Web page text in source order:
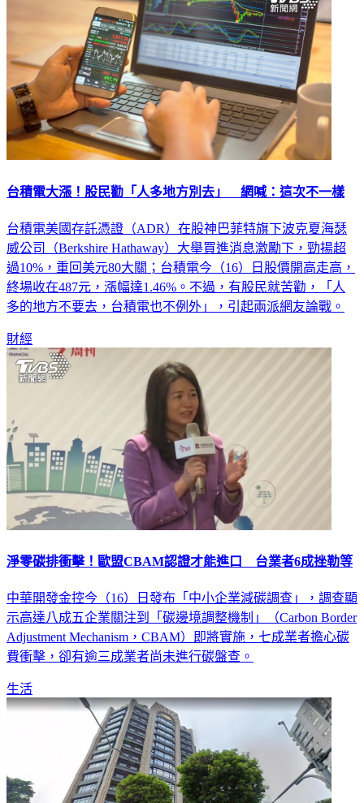
台積電大漲！股民勸「人多地方別去」 網喊：這次不一樣
台積電美國存託憑證（ADR）在股神巴菲特旗下波克夏海瑟
威公司（Berkshire Hathaway）大舉買進消息激勵下，勁揚超
過10%，重回美元80大關；台積電今（16）日股價開高走高，
終場收在487元，漲幅達1.46%。不過，有股民就苦勸，「人
多的地方不要去，台積電也不例外」，引起兩派網友論戰。
財經
淨零碳排衝擊！歐盟CBAM認證才能進口 台業者6成挫勒等
中華開發金控今（16）日發布「中小企業減碳調查」，調查顯
示高達八成五企業關注到「碳邊境調整機制」（Carbon Border
Adjustment Mechanism，CBAM）即將實施，七成業者擔心碳
費衝擊，卻有逾三成業者尚未進行碳盤查。
生活